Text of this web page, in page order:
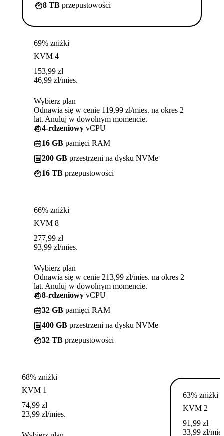
8 TB przepustowości
69% zniżki
KVM 4
153,99 zł
46,99 zł/mies.
Wybierz plan
Odnawia się w cenie 119,99 zł/mies. na okres 2
lat. Anuluj w dowolnym momencie.
4-rdzeniowy vCPU
16 GB pamięci RAM
200 GB przestrzeni na dysku NVMe
16 TB przepustowości
66% zniżki
KVM 8
277,99 zł
93,99 zł/mies.
Wybierz plan
Odnawia się w cenie 213,99 zł/mies. na okres 2
lat. Anuluj w dowolnym momencie.
8-rdzeniowy vCPU
32 GB pamięci RAM
400 GB przestrzeni na dysku NVMe
32 TB przepustowości
68% zniżki
KVM 1
74,99 zł
23,99 zł/mies.
63% zniżki
KVM 2
91,99 zł
33,99 zł/